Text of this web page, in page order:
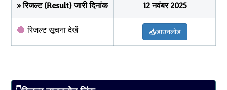
» रिजल्ट (Result) जारी दिनांक 12 नवंबर 2025
रिजल्ट सूचना देखें 📥डाउनलोड